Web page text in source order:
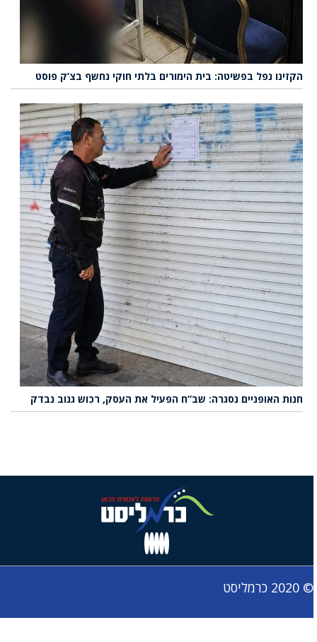
הקזינו נפל בפשיטה: בית הימורים בלתי חוקי נחשף בצ’ק פוסט
חנות האופניים נסגרה: שב”ח הפעיל את העסק, רכוש גנוב נבדק
© 2020 כרמליסט